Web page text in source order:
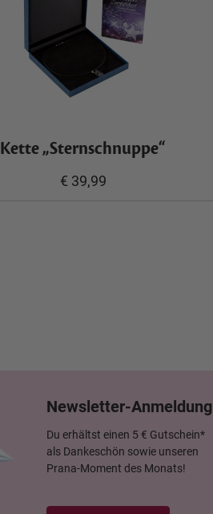
Kette „Sternschnuppe“
€ 39,99
Newsletter-Anmeldung
Du erhältst einen 5 € Gutschein*
als Dankeschön sowie unseren
Prana-Moment des Monats!